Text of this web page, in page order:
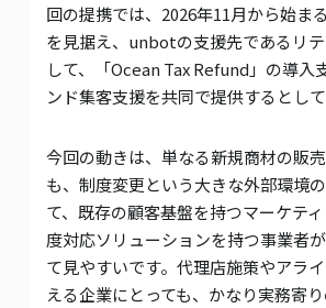
回の提携では、2026年11月から始ま
を見据え、unbotの支援先であるリ
して、「Ocean Tax Refund」の導入
ンド集客支援を共同で提供するとして
今回の動きは、単なる新規商材の販
も、制度変更という大きな外部環境
て、既存の顧客基盤を持つマーケテ
度対応ソリューションを持つ事業者
て見やすいです。代理店施策やアラ
える企業にとっても、かなり実務寄